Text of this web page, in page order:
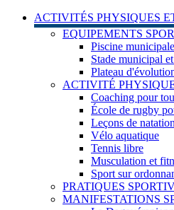
ACTIVITÉS PHYSIQUES
EQUIPEMENTS
Piscine municipale
Stade municipal
Plateau
ACTIVITÉ
Coaching pour
École de rugby
Leçons de natation
Vélo aquatique
Tennis libre
Musculation et
Sport sur
PRATIQUES
MANIFESTATIONS